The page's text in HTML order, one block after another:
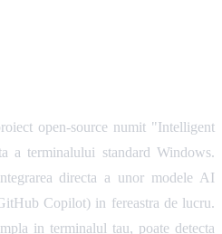
open-source numit "Intelligent
a terminalului standard Windows.
directa a unor modele AI
Copilot) in fereastra de lucru.
in terminalul tau, poate detecta